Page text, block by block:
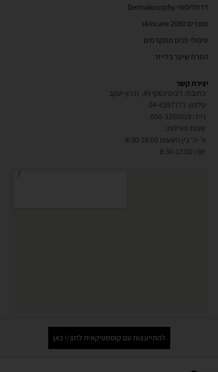
יצירת קשר
כתובת: ז'בוטינסקי 49, זכרון יעקב
טלפון: 04-6397771
נייד: 050-3355019
שעות פעילות:
א'-ה' בין השעות 8:30-19:00
יום ו 8:30-12:00
דרמלוסופי Dermalosophy
מוצרים 2080 skincare
טיפולי פנים מתקדמים
הסרת שיער בלייזר
להתייעצות עם קוסמטיקאית לחצ/י כאן